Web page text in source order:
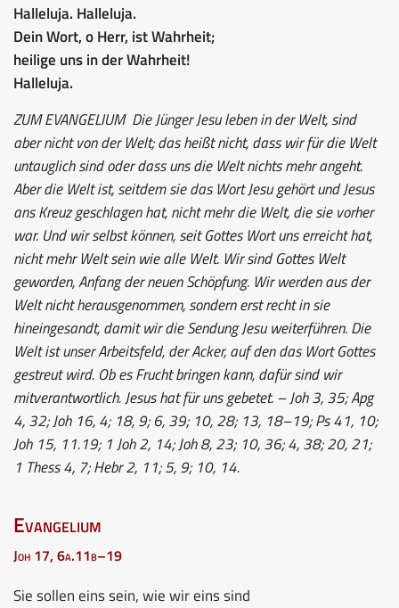
Halleluja. Halleluja.
Dein Wort, o Herr, ist Wahrheit;
heilige uns in der Wahrheit!
Halleluja.
ZUM EVANGELIUMDie Jünger Jesu leben in der Welt, sind
aber nicht von der Welt; das heißt nicht, dass wir für die Welt
untauglich sind oder dass uns die Welt nichts mehr angeht.
Aber die Welt ist, seitdem sie das Wort Jesu gehört und Jesus
ans Kreuz geschlagen hat, nicht mehr die Welt, die sie vorher
war. Und wir selbst können, seit Gottes Wort uns erreicht hat,
nicht mehr Welt sein wie alle Welt. Wir sind Gottes Welt
geworden, Anfang der neuen Schöpfung. Wir werden aus der
Welt nicht herausgenommen, sondern erst recht in sie
hineingesandt, damit wir die Sendung Jesu weiterführen. Die
Welt ist unser Arbeitsfeld, der Acker, auf den das Wort Gottes
gestreut wird. Ob es Frucht bringen kann, dafür sind wir
mitverantwortlich. Jesus hat für uns gebetet. – Joh 3, 35; Apg
4, 32; Joh 16, 4; 18, 9; 6, 39; 10, 28; 13, 18–19; Ps 41, 10;
Joh 15, 11.19; 1 Joh 2, 14; Joh 8, 23; 10, 36; 4, 38; 20, 21;
1 Thess 4, 7; Hebr 2, 11; 5, 9; 10, 14.
Evangelium
Joh 17, 6a.11b–19
Sie sollen eins sein, wie wir eins sind